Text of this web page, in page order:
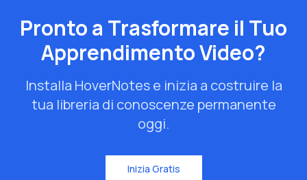
Pronto a Trasformare il Tuo
Apprendimento Video?
Installa HoverNotes e inizia a costruire la
tua libreria di conoscenze permanente
oggi.
Inizia Gratis